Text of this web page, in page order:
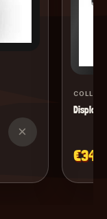
×
Display